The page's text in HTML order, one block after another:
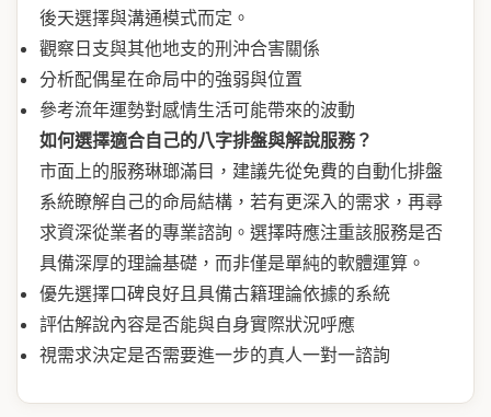
後天選擇與溝通模式而定。
觀察日支與其他地支的刑沖合害關係
分析配偶星在命局中的強弱與位置
參考流年運勢對感情生活可能帶來的波動
如何選擇適合自己的八字排盤與解說服務？
市面上的服務琳瑯滿目，建議先從免費的自動化排盤
系統瞭解自己的命局結構，若有更深入的需求，再尋
求資深從業者的專業諮詢。選擇時應注重該服務是否
具備深厚的理論基礎，而非僅是單純的軟體運算。
優先選擇口碑良好且具備古籍理論依據的系統
評估解說內容是否能與自身實際狀況呼應
視需求決定是否需要進一步的真人一對一諮詢